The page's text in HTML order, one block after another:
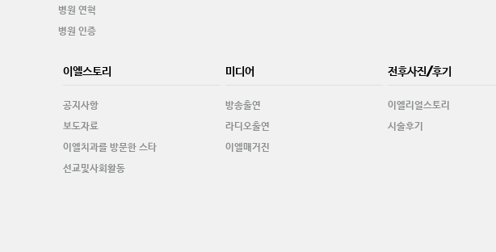
병원 연혁
병원 인증
이엘스토리
공지사항
보도자료
이엘치과를 방문한 스타
선교및사회활동
미디어
방송출연
라디오출연
이엘매거진
전후사진/후기
이엘리얼스토리
시술후기